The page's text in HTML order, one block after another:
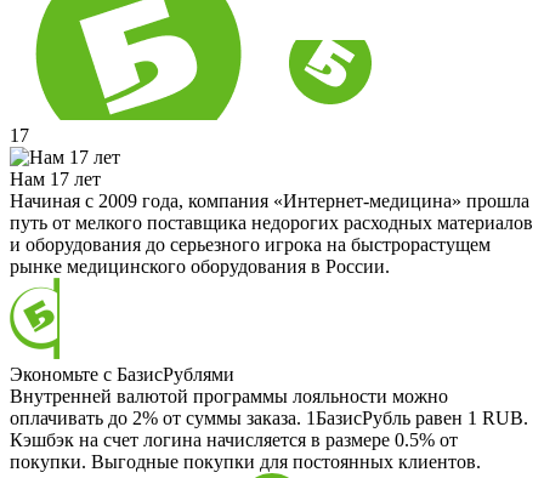
17
Нам 17 лет
Начиная с 2009 года, компания «Интернет-медицина» прошла
путь от мелкого поставщика недорогих расходных материалов
и оборудования до серьезного игрока на быстрорастущем
рынке медицинского оборудования в России.
Экономьте с БазисРублями
Внутренней валютой программы лояльности можно
оплачивать до 2% от суммы заказа. 1БазисРубль равен 1 RUB.
Кэшбэк на счет логина начисляется в размере 0.5% от
покупки. Выгодные покупки для постоянных клиентов.